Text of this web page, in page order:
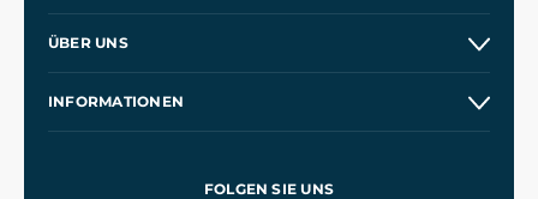
Kontakt
ÜBER UNS
INFORMATIONEN
DatenschutzerklärungFOLGEN SIE UNS